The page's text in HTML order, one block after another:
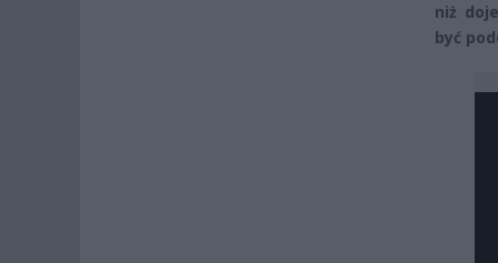
niż
być